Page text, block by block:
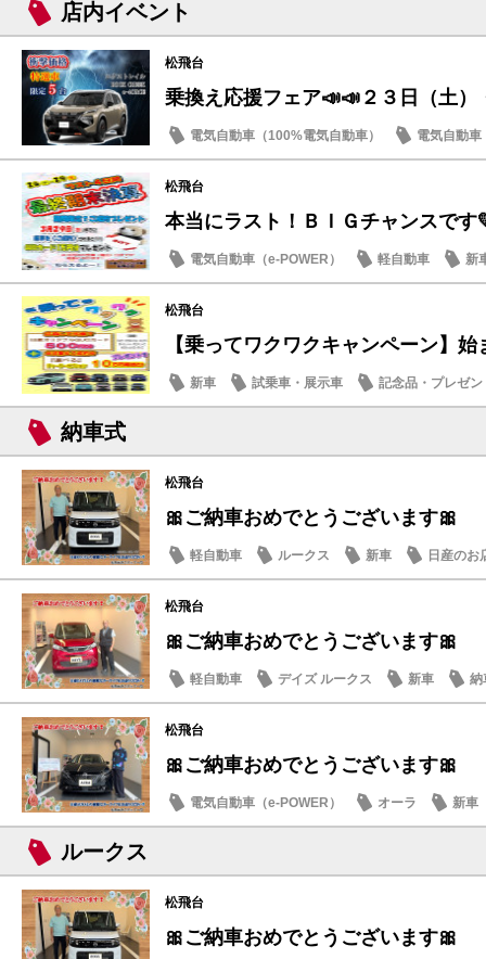
店内イベント
松飛台
乗換え応援フェア📣📣２３日（土）
電気自動車（100%電気自動車）
電気自動車
店内イベント
日産のお店
松飛台
本当にラスト！ＢＩＧチャンスです
電気自動車（e-POWER） 軽自動車
新
日産のお店
松飛台
【乗ってワクワクキャンペーン】
新車 試乗車・展示車
記念品・プレゼン
日産のお店
納車式
松飛台
🎀ご納車おめでとうございます🎀
軽自動車 ルークス 新車 日産のお
松飛台
🎀ご納車おめでとうございます🎀
軽自動車 デイズ ルークス 新車 納
松飛台
🎀ご納車おめでとうございます🎀
電気自動車（e-POWER） オーラ 新車
ルークス
松飛台
🎀ご納車おめでとうございます🎀